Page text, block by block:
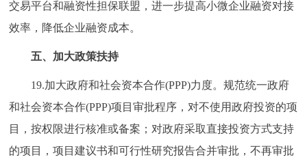
交易平台和融资性担保联盟，进一步提高小微企业融资对接
效率，降低企业融资成本。
五、加大政策扶持
19.加大政府和社会资本合作(PPP)力度。规范统一政府
和社会资本合作(PPP)项目审批程序，对不使用政府投资的项
目，按权限进行核准或备案；对政府采取直接投资方式支持
的项目，项目建议书和可行性研究报告合并审批，不再审批